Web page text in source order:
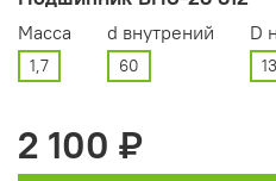
Масса
1,7
d внутрений
60
D
2 100 ₽